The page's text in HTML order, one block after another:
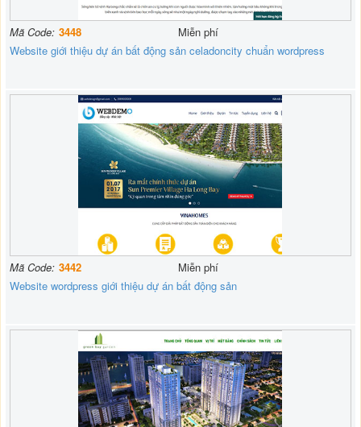
Mã Code: 3448
Miễn phí
Website giới thiệu dự án bất động sản celadoncity chuẩn wordpress
Mã Code: 3442
Miễn phí
Website wordpress giới thiệu dự án bất động sản